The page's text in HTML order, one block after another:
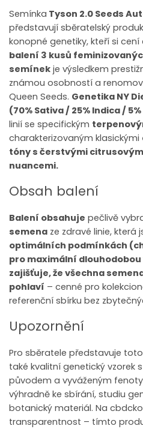
Semínka Tyson 2.0 Seeds
představují sběratelský
konopné genetiky, kteří si
balení 3 kusů
semínek je výsledkem
známou osobností a
Queen Seeds. Genetika NY
(70% Sativa / 25% Indica /
linií se specifickým
charakterizovaným klasickými
tóny s čerstvými
nuancemi.
Obsah balení
Balení obsahuje pečlivě
semena ze zdravé linie, která
optimálních podmínkách
pro maximální
zajišťuje, že všechna
pohlaví – cenné pro
referenční sbírku bez
Upozornění
Pro sběratele představuje
také kvalitní genetický vzorek
původem a vyváženým
výhradně ke sbírání, studiu
botanický materiál. Na
transparentnost – tímto